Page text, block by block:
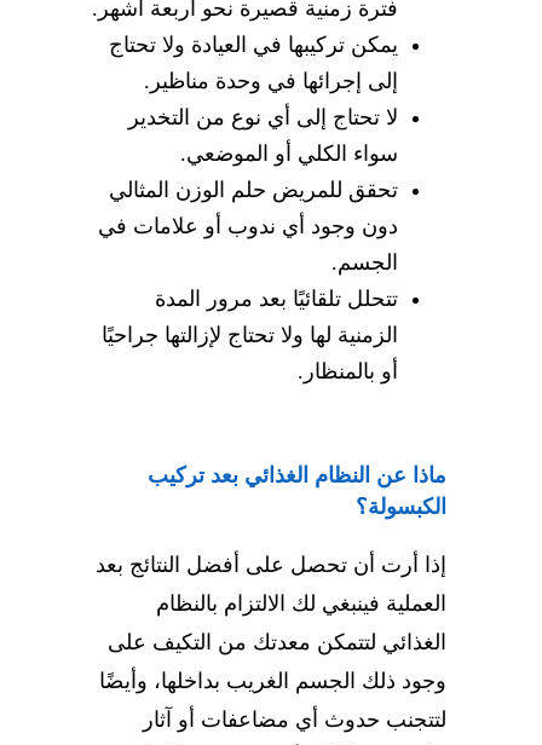
فترة زمنية قصيرة نحو أربعة أشهر.
يمكن تركيبها في العيادة ولا تحتاج
إلى إجرائها في وحدة مناظير.
لا تحتاج إلى أي نوع من التخدير
سواء الكلي أو الموضعي.
تحقق للمريض حلم الوزن المثالي
دون وجود أي ندوب أو علامات في
الجسم.
تتحلل تلقائيًا بعد مرور المدة
الزمنية لها ولا تحتاج لإزالتها جراحيًا
أو بالمنظار.
ماذا عن النظام الغذائي بعد تركيب
الكبسولة؟
إذا أرت أن تحصل على أفضل النتائج بعد
العملية فينبغي لك الالتزام بالنظام
الغذائي لتتمكن معدتك من التكيف على
وجود ذلك الجسم الغريب بداخلها، وأيضًا
لتتجنب حدوث أي مضاعفات أو آثار